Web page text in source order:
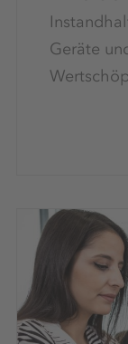
Geräte